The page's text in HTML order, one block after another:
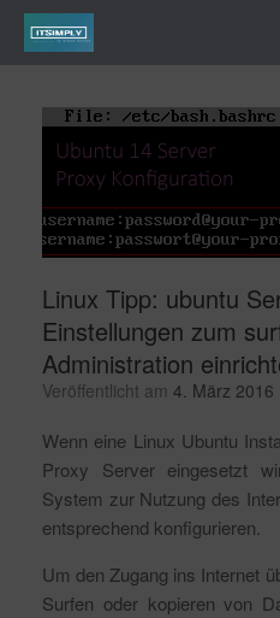
Linux Tipp: ubuntu
Einstellungen zum
Administration
Veröffentlicht am 4. März 2016
Wenn eine Linux Ubuntu
Proxy Server eingesetzt
System zur Nutzung des
entsprechend konfigurieren.
Um den Zugang ins Internet
Surfen oder kopieren von